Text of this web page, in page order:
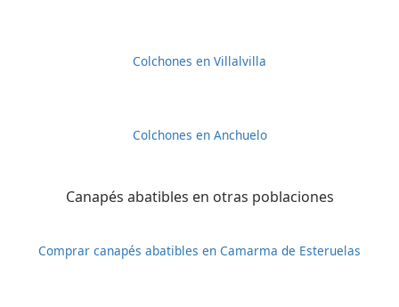
Colchones en Villalvilla
Colchones en Anchuelo
Canapés abatibles en otras poblaciones
Comprar canapés abatibles en Camarma de Esteruelas